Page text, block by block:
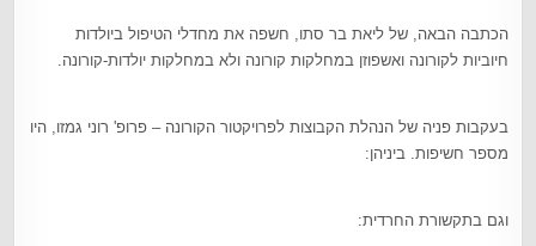
הכתבה הבאה, של ליאת בר סתו, חשפה את מחדלי הטיפול ביולדות
חיוביות לקורונה ואשפוזן במחלקות קורונה ולא במחלקות יולדות-קורונה.
בעקבות פניה של הנהלת הקבוצות לפרויקטור הקורונה – פרופ' רוני גמזו, היו
מספר חשיפות. ביניהן:
וגם בתקשורת החרדית: